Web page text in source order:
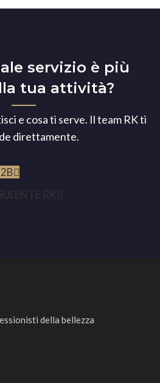
servizio è più
tua attività?
e cosa ti serve. Il team RK ti
direttamente.
della bellezza